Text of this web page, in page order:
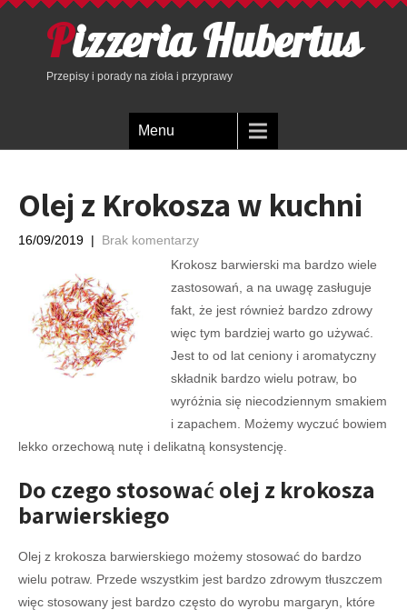
Pizzeria Hubertus
Przepisy i porady na zioła i przyprawy
Menu
Olej z Krokosza w kuchni
16/09/2019 | Brak komentarzy
Krokosz barwierski ma bardzo wiele
zastosowań, a na uwagę zasługuje
fakt, że jest również bardzo zdrowy
więc tym bardziej warto go używać.
Jest to od lat ceniony i aromatyczny
składnik bardzo wielu potraw, bo
wyróżnia się niecodziennym smakiem
i zapachem. Możemy wyczuć bowiem
lekko orzechową nutę i delikatną konsystencję.
Do czego stosować olej z krokosza
barwierskiego
Olej z krokosza barwierskiego możemy stosować do bardzo
wielu potraw. Przede wszystkim jest bardzo zdrowym tłuszczem
więc stosowany jest bardzo często do wyrobu margaryn, które